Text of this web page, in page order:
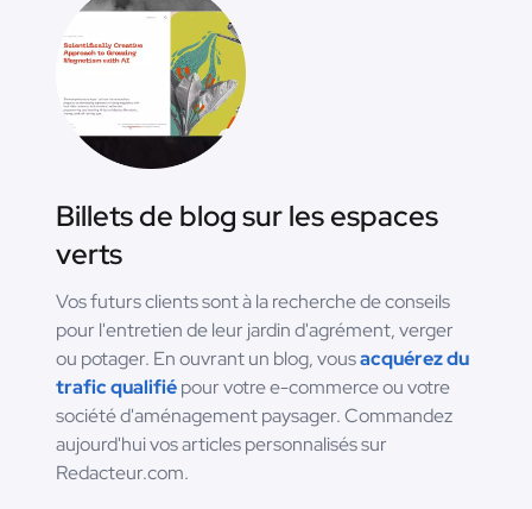
Billets de blog sur les espaces
verts
Vos futurs clients sont à la recherche de conseils
pour l'entretien de leur jardin d'agrément, verger
ou potager. En ouvrant un blog, vousacquérez du
trafic qualifiépour votre e-commerce ou votre
société d'aménagement paysager. Commandez
aujourd'hui vos articles personnalisés sur
Redacteur.com.